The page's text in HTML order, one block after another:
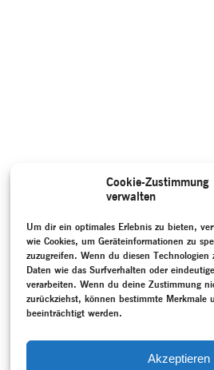
Cookie-Zustimmung
verwalten
Um dir ein optimales Erlebnis zu bieten,
wie Cookies, um Geräteinformationen zu
zuzugreifen. Wenn du diesen
Daten wie das Surfverhalten oder
verarbeiten. Wenn du deine Zustimmung
zurückziehst, können bestimmte Merkmale
beeinträchtigt werden.
Akzeptieren